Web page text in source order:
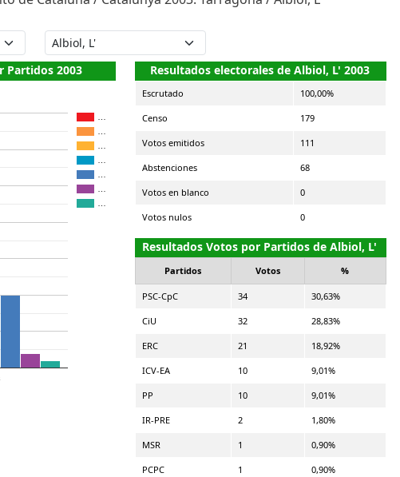
Partidos 2003 Resultados electorales de Albiol, L' 2003
Escrutado 100,00%
Censo 179
Votos emitidos 111
Abstenciones 68
Votos en blanco 0
Votos nulos 0
Resultados Votos por Partidos de Albiol, L'
Partidos Votos %
PSC-CpC 34 30,63%
CiU 32 28,83%
ERC 21 18,92%
ICV-EA 10 9,01%
PP 10 9,01%
IR-PRE 2 1,80%
MSR 1 0,90%
PCPC 1 0,90%